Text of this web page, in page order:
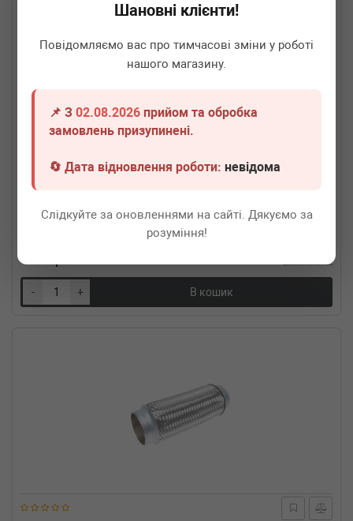
Шановні клієнти!
Повідомляємо вас про тимчасові зміни у роботі
нашого магазину.
📌 З02.08.2026 прийом та обробка
замовлень призупинені.
🔄 Дата відновлення роботи:невідома
Слідкуйте за оновленнями на сайті. Дякуємо за
розуміння!
VW350-120
Гофра глушника (50x120)
960
- + В кошик